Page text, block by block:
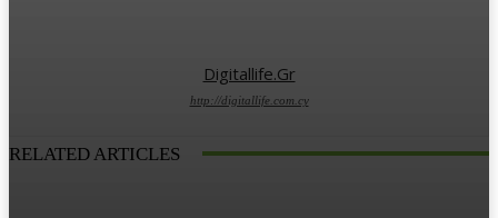
Digitallife.gr
http://digitallife.com.cy
RELATED ARTICLES